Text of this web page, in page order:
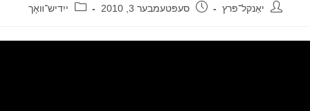
יאַנקל־פּרץ סעפּטעמבער 3, 2010 ייִדיש־װאָך